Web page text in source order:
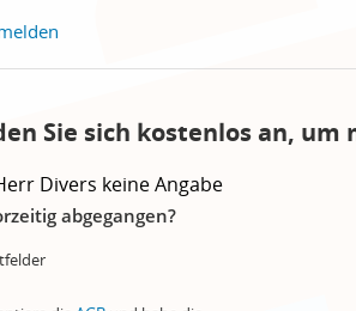
Sie sich kostenlos an,
Divers keine Angabe
abgegangen?